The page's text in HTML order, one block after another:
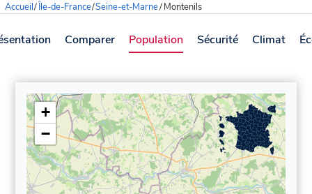
Accueil/Île-de-France/Seine-et-Marne/Montenils
Comparer Population Sécurité Climat
+
−